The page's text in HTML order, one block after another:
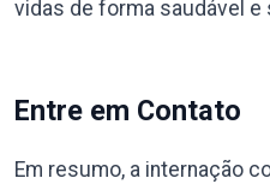
vidas de forma saudável e
Entre em Contato
Em resumo, a internação